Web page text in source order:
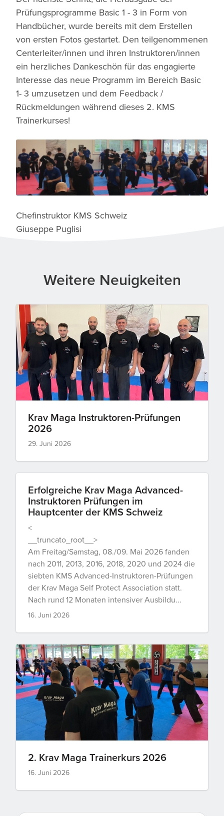
Prüfungsprogramme Basic 1 - 3 in Form von
Handbücher, wurde bereits mit dem Erstellen
von ersten Fotos gestartet. Den teilgenommenen
Centerleiter/innen und ihren Instruktoren/innen
ein herzliches Dankeschön für das engagierte
Interesse das neue Programm im Bereich Basic
1- 3 umzusetzen und dem Feedback /
Rückmeldungen während dieses 2. KMS
Trainerkurses!
Chefinstruktor KMS Schweiz
Giuseppe Puglisi
Weitere Neuigkeiten
Krav Maga Instruktoren-Prüfungen
2026
29. Juni 2026
Erfolgreiche Krav Maga Advanced-
Instruktoren Prüfungen im
Hauptcenter der KMS Schweiz
<
__truncato_root__>
Am Freitag/Samstag, 08./09. Mai 2026 fanden
nach 2011, 2013, 2016, 2018, 2020 und 2024 die
siebten KMS Advanced-Instruktoren-Prüfungen
der Krav Maga Self Protect Association statt.
Nach rund 12 Monaten intensiver Ausbildu...
16. Juni 2026
2. Krav Maga Trainerkurs 2026
16. Juni 2026